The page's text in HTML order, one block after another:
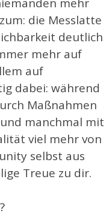
die Messlatte
deutlich
mehr auf
auf
dabei: während
Maßnahmen
manchmal mit
viel mehr von
selbst aus
Treue zu dir.